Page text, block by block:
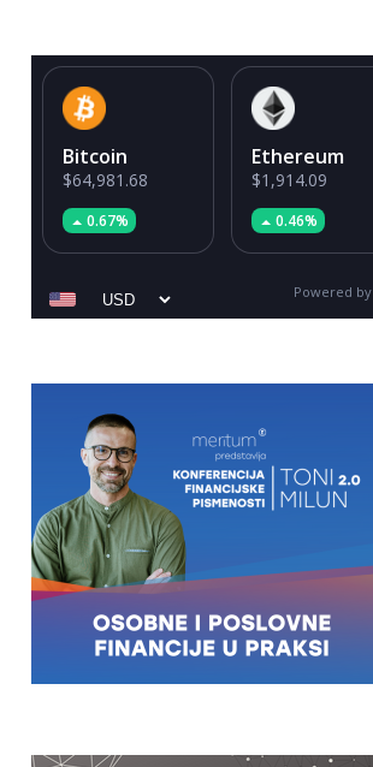
Bitcoin
$64,981.68
0.67%
Ethereum
$1,914.09
0.46%
Powered by